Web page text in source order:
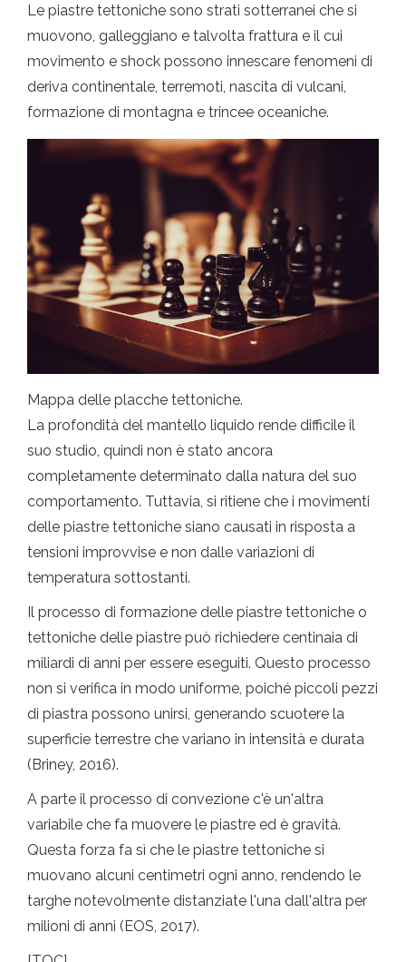
Le piastre tettoniche sono strati sotterranei che si
muovono, galleggiano e talvolta frattura e il cui
movimento e shock possono innescare fenomeni di
deriva continentale, terremoti, nascita di vulcani,
formazione di montagna e trincee oceaniche.
Mappa delle placche tettoniche.
La profondità del mantello liquido rende difficile il
suo studio, quindi non è stato ancora
completamente determinato dalla natura del suo
comportamento. Tuttavia, si ritiene che i movimenti
delle piastre tettoniche siano causati in risposta a
tensioni improvvise e non dalle variazioni di
temperatura sottostanti.
Il processo di formazione delle piastre tettoniche o
tettoniche delle piastre può richiedere centinaia di
miliardi di anni per essere eseguiti. Questo processo
non si verifica in modo uniforme, poiché piccoli pezzi
di piastra possono unirsi, generando scuotere la
superficie terrestre che variano in intensità e durata
(Briney, 2016).
A parte il processo di convezione c'è un'altra
variabile che fa muovere le piastre ed è gravità.
Questa forza fa sì che le piastre tettoniche si
muovano alcuni centimetri ogni anno, rendendo le
targhe notevolmente distanziate l'una dall'altra per
milioni di anni (EOS, 2017).